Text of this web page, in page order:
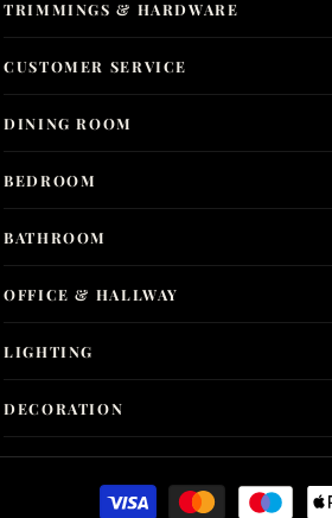
DINING ROOM
BEDROOM
BATHROOM
OFFICE & HALLWAY
LIGHTING
DECORATION
TRIMMINGS & HARDWARE
CUSTOMER SERVICE